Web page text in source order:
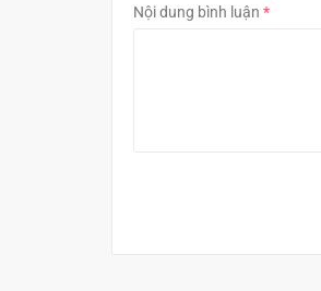
Nội dung bình luận